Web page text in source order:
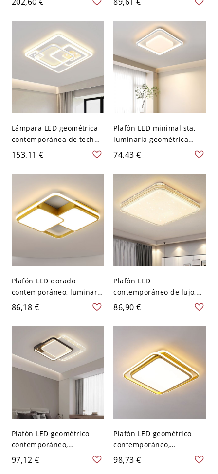
geométrica dorada con
pantalla de vidrio - 1 110
A 120 V Cuadro
ultrafino de montaje al
ras con diseño
arquitectónico en capas -
Negro 110 A 120 V Cuadro
Lámpara LED geométrica
contemporánea de techo,
diseño calado estrellado
para techos bajos - 110 A
120 V 50,8 cm Cuadro
153,11 €
Plafón LED minimalista,
luminaria geométrica
blanca con difusor acrílico
antideslumbrante - 110 A
120 V 40,64 cm Cuadro
74,43 €
Plafón LED dorado
contemporáneo, luminaria
acrílica minimalista para
dormitorio y sala de estar
- 110 A 120 V Cuadro
86,18 €
Plafón LED
contemporáneo de lujo,
regulable, con difusor
cielo estrellado y aro
metálico texturizado -
cm Tercer Gear
86,90 €
Plafón LED geométrico
contemporáneo,
regulable, de capas, con
acento estrellado - 110 A
97,12 €
Plafón LED geométrico
contemporáneo,
regulable, acabado
dorado con pantalla
98,73 €